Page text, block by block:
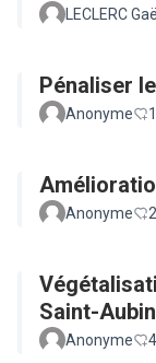
LECLERC
Pénaliser
Anonyme 1
Anonyme 2
Saint-Aubin
Anonyme